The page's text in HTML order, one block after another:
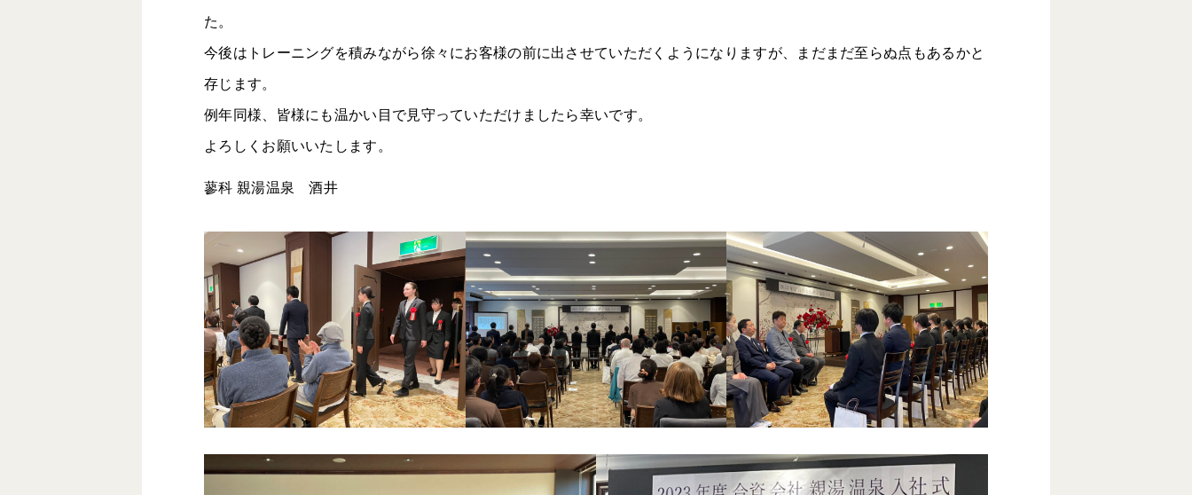
た。
今後はトレーニングを積みながら徐々にお客様の前に出させていただくようになりますが、まだまだ至らぬ点もあるかと
存じます。
例年同様、皆様にも温かい目で見守っていただけましたら幸いです。
よろしくお願いいたします。
蓼科 親湯温泉 酒井